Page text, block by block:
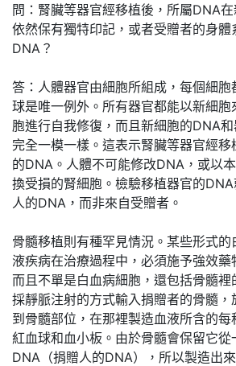
問：腎臟等器官經移植後，所屬DNA
依然保有獨特印記，或者受贈者的身體
DNA？
答：人體器官由細胞所組成，每個細胞
球是唯一例外。所有器官都能以新細胞
胞進行自我修復，而且新細胞的DNA
完全一模一樣。這表示腎臟等器官經移
的DNA。人體不可能修改DNA，或以
換受損的腎細胞。檢驗移植器官的
人的DNA，而非來自受贈者。
骨髓移植則有種罕見情況。某些形式的
液疾病在治療過程中，必須施予強效藥
而且不單是白血病細胞，還包括骨髓裡
採靜脈注射的方式輸入捐贈者的骨髓
到骨髓部位，在那裡製造血液所含的每
紅血球和血小板。由於骨髓會保留它從
DNA（捐贈人的DNA），所以製造出